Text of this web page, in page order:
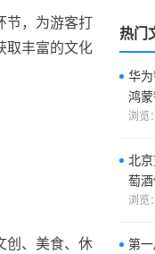
节，为游客打
取丰富的文化
创、美食、休
热门
华
鸿
浏览
北
萄
浏览
第